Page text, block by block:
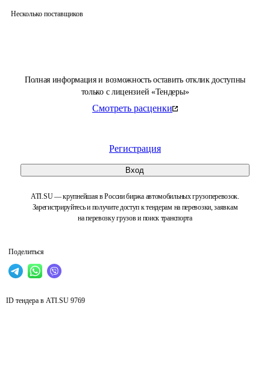
Полная информация и возможность оставить отклик доступны
только с лицензией «Тендеры»
Смотреть расценки
Регистрация
Вход
ATI.SU — крупнейшая в России биржа автомобильных грузоперевозок.
Зарегистрируйтесь и получите доступ к тендерам на перевозки, заявкам
на перевозку грузов и поиск транспорта
Поделиться
Несколько поставщиков
ID тендера в ATI.SU 9769